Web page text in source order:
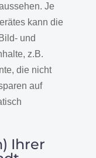
Je
kann die
und
z.B.
die nicht
auf
Ihrer